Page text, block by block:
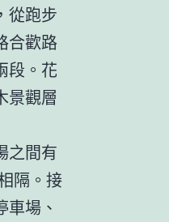
從跑步
合歡路
段。花
景觀層
之間有
隔。接
場、